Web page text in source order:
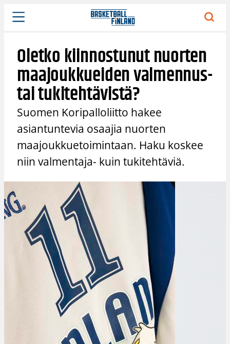
Siirry
sisältöön
Oletko kiinnostunut nuorten
maajoukkueiden valmennus-
tai tukitehtävistä?
Suomen Koripalloliitto hakee
asiantuntevia osaajia nuorten
maajoukkuetoimintaan. Haku koskee
niin valmentaja- kuin tukitehtäviä.